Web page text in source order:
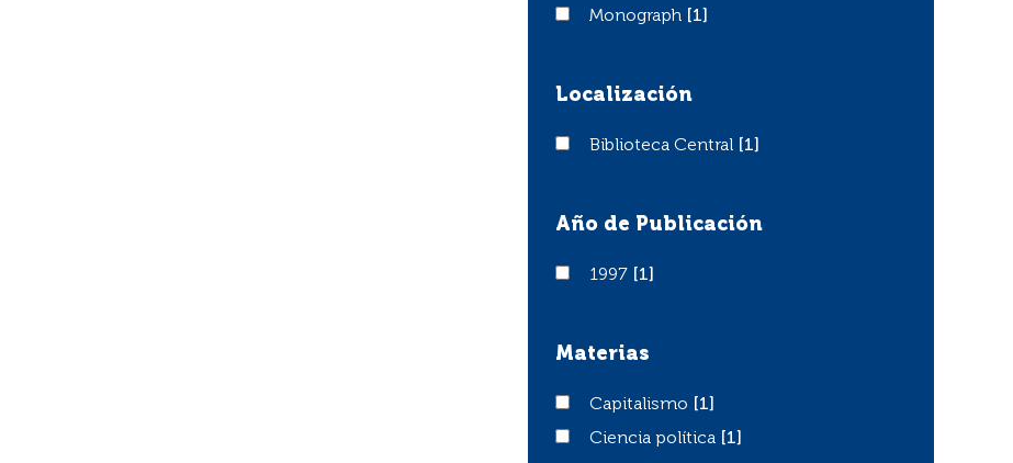
Monograph
Monograph [1]
Localización
Biblioteca Central
Biblioteca Central [1]
Año de Publicación
19971997 [1]
Materias
Capitalismo
Capitalismo
[1]
Ciencia política
Ciencia política [1]